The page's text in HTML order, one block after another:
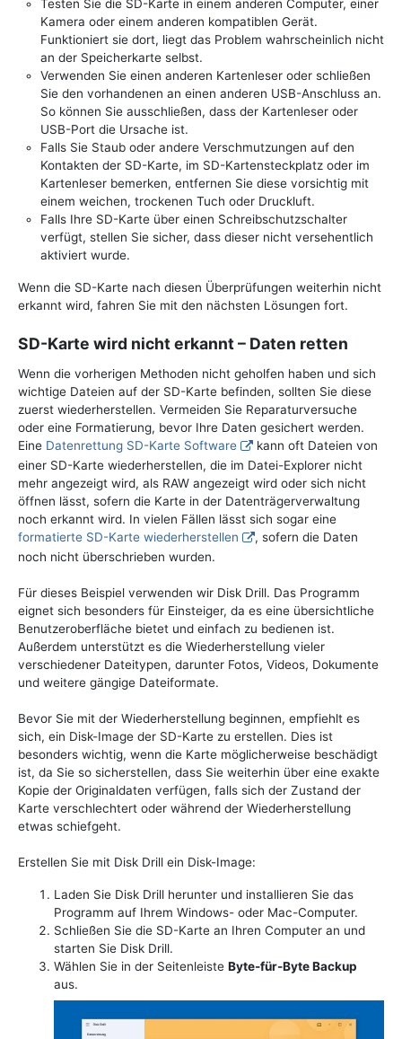
Testen Sie die SD-Karte in einem anderen Computer, einer
Kamera oder einem anderen kompatiblen Gerät.
Funktioniert sie dort, liegt das Problem wahrscheinlich nicht
an der Speicherkarte selbst.
Verwenden Sie einen anderen Kartenleser oder schließen
Sie den vorhandenen an einen anderen USB-Anschluss an.
So können Sie ausschließen, dass der Kartenleser oder
USB-Port die Ursache ist.
Falls Sie Staub oder andere Verschmutzungen auf den
Kontakten der SD-Karte, im SD-Kartensteckplatz oder im
Kartenleser bemerken, entfernen Sie diese vorsichtig mit
einem weichen, trockenen Tuch oder Druckluft.
Falls Ihre SD-Karte über einen Schreibschutzschalter
verfügt, stellen Sie sicher, dass dieser nicht versehentlich
aktiviert wurde.
Wenn die SD-Karte nach diesen Überprüfungen weiterhin nicht
erkannt wird, fahren Sie mit den nächsten Lösungen fort.
SD-Karte wird nicht erkannt – Daten retten
Wenn die vorherigen Methoden nicht geholfen haben und sich
wichtige Dateien auf der SD-Karte befinden, sollten Sie diese
zuerst wiederherstellen. Vermeiden Sie Reparaturversuche
oder eine Formatierung, bevor Ihre Daten gesichert werden.
Eine Datenrettung SD-Karte Software
kann oft Dateien von
einer SD-Karte wiederherstellen, die im Datei-Explorer nicht
mehr angezeigt wird, als RAW angezeigt wird oder sich nicht
öffnen lässt, sofern die Karte in der Datenträgerverwaltung
noch erkannt wird. In vielen Fällen lässt sich sogar eine
formatierte SD-Karte wiederherstellen
, sofern die Daten
noch nicht überschrieben wurden.
Für dieses Beispiel verwenden wir Disk Drill. Das Programm
eignet sich besonders für Einsteiger, da es eine übersichtliche
Benutzeroberfläche bietet und einfach zu bedienen ist.
Außerdem unterstützt es die Wiederherstellung vieler
verschiedener Dateitypen, darunter Fotos, Videos, Dokumente
und weitere gängige Dateiformate.
Bevor Sie mit der Wiederherstellung beginnen, empfiehlt es
sich, ein Disk-Image der SD-Karte zu erstellen. Dies ist
besonders wichtig, wenn die Karte möglicherweise beschädigt
ist, da Sie so sicherstellen, dass Sie weiterhin über eine exakte
Kopie der Originaldaten verfügen, falls sich der Zustand der
Karte verschlechtert oder während der Wiederherstellung
etwas schiefgeht.
Erstellen Sie mit Disk Drill ein Disk-Image:
Laden Sie Disk Drill herunter und installieren Sie das
Programm auf Ihrem Windows- oder Mac-Computer.
Schließen Sie die SD-Karte an Ihren Computer an und
starten Sie Disk Drill.
Wählen Sie in der Seitenleiste Byte-für-Byte Backup
aus.